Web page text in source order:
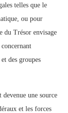
telles que le
ou pour
du Trésor envisage
des groupes
une source
et les forces